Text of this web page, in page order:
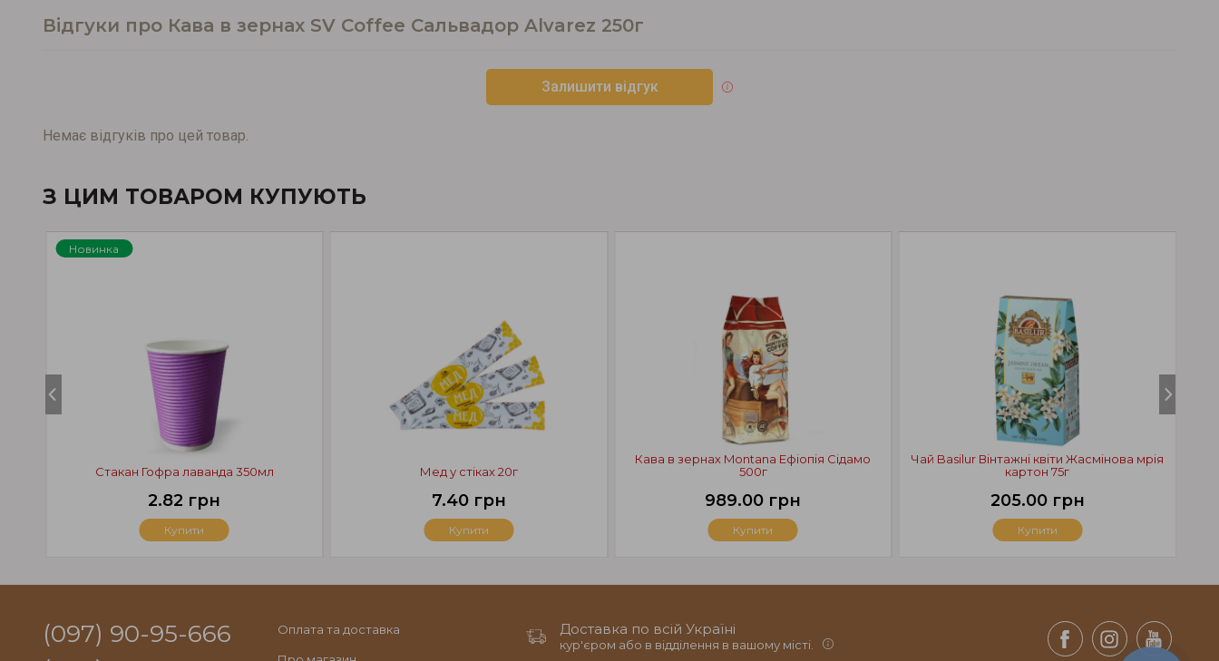
Відгуки про Кава в зернах SV Coffee Сальвадор Alvarez 250г
Залишити відгук
Немає відгуків про цей товар.
З ЦИМ ТОВАРОМ КУПУЮТЬ
Чай Basilur Вінтажні квіти Жасмінова мрія
картон 75г
205.00 грн
Купити
Новинка
Стакан Гофра лаванда 350мл
2.82 грн
Купити
Мед у стіках 20г
7.40 грн
Купити
Кава в зернах Montana Ефіопія Сідамо
500г
989.00 грн
Купити
(097) 90-95-666
Оплата та доставка Доставка по всій Україні
кур'єром або в відділення в вашому місті.